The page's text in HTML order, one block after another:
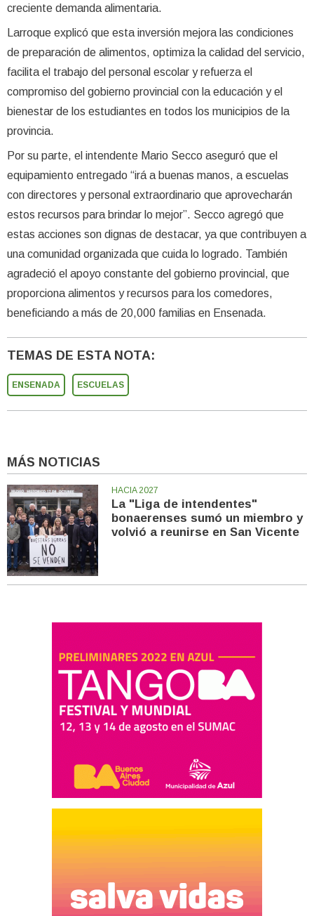
creciente demanda alimentaria.
Larroque explicó que esta inversión mejora las condiciones
de preparación de alimentos, optimiza la calidad del servicio,
facilita el trabajo del personal escolar y refuerza el
compromiso del gobierno provincial con la educación y el
bienestar de los estudiantes en todos los municipios de la
provincia.
Por su parte, el intendente Mario Secco aseguró que el
equipamiento entregado “irá a buenas manos, a escuelas
con directores y personal extraordinario que aprovecharán
estos recursos para brindar lo mejor”. Secco agregó que
estas acciones son dignas de destacar, ya que contribuyen a
una comunidad organizada que cuida lo logrado. También
agradeció el apoyo constante del gobierno provincial, que
proporciona alimentos y recursos para los comedores,
beneficiando a más de 20,000 familias en Ensenada.
TEMAS DE ESTA NOTA:
ENSENADA ESCUELAS
MÁS NOTICIAS
HACIA 2027
La "Liga de intendentes"
bonaerenses sumó un miembro y
volvió a reunirse en San Vicente